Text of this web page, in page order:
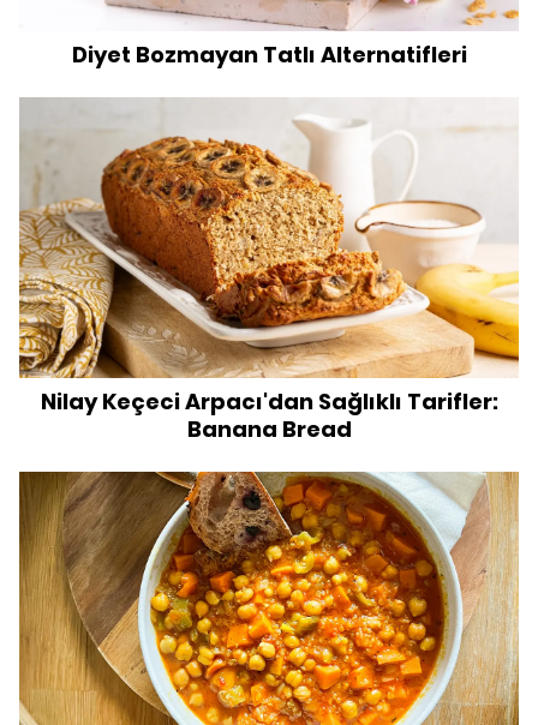
Diyet Bozmayan Tatlı Alternatifleri
Nilay Keçeci Arpacı'dan Sağlıklı Tarifler:
Banana Bread